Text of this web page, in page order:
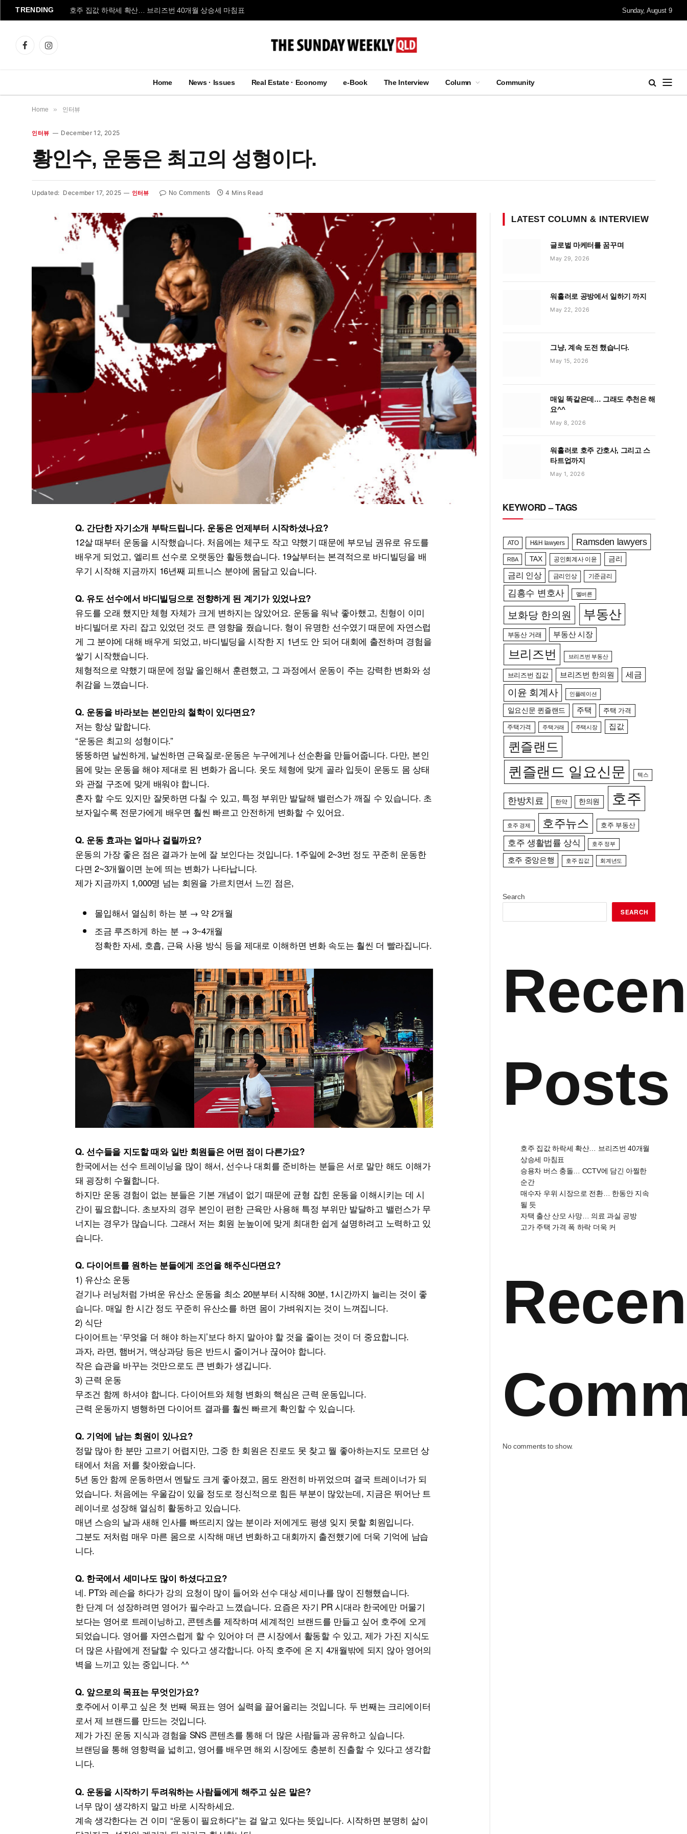
TRENDING 호주 집값 하락세 확산… 브리즈번 40개월 상승세 마침표 Sunday, August 9
FacebookInstagram
Home News · Issues Real Estate · Economy e-Book The Interview Column Community
Home » 인터뷰
인터뷰 December 12, 2025
황인수, 운동은 최고의 성형이다.
Updated: December 17, 2025 인터뷰 No Comments 4 Mins Read
Q. 간단한 자기소개 부탁드립니다. 운동은 언제부터 시작하셨나요?
12살 때부터 운동을 시작했습니다. 처음에는 체구도 작고 약했기 때문에 부모님 권유로 유도를
배우게 되었고, 엘리트 선수로 오랫동안 활동했습니다. 19살부터는 본격적으로 바디빌딩을 배
우기 시작해 지금까지 16년째 피트니스 분야에 몸담고 있습니다.
Q. 유도 선수에서 바디빌딩으로 전향하게 된 계기가 있었나요?
유도를 오래 했지만 체형 자체가 크게 변하지는 않았어요. 운동을 워낙 좋아했고, 친형이 이미
바디빌더로 자리 잡고 있었던 것도 큰 영향을 줬습니다. 형이 유명한 선수였기 때문에 자연스럽
게 그 분야에 대해 배우게 되었고, 바디빌딩을 시작한 지 1년도 안 되어 대회에 출전하며 경험을
쌓기 시작했습니다.
체형적으로 약했기 때문에 정말 올인해서 훈련했고, 그 과정에서 운동이 주는 강력한 변화와 성
취감을 느꼈습니다.
Q. 운동을 바라보는 본인만의 철학이 있다면요?
저는 항상 말합니다.
“운동은 최고의 성형이다.”
뚱뚱하면 날씬하게, 날씬하면 근육질로-운동은 누구에게나 선순환을 만들어줍니다. 다만, 본인
몸에 맞는 운동을 해야 제대로 된 변화가 옵니다. 옷도 체형에 맞게 골라 입듯이 운동도 몸 상태
와 관절 구조에 맞게 배워야 합니다.
혼자 할 수도 있지만 잘못하면 다칠 수 있고, 특정 부위만 발달해 밸런스가 깨질 수 있습니다. 초
보자일수록 전문가에게 배우면 훨씬 빠르고 안전하게 변화할 수 있어요.
Q. 운동 효과는 얼마나 걸릴까요?
운동의 가장 좋은 점은 결과가 눈에 잘 보인다는 것입니다. 1주일에 2~3번 정도 꾸준히 운동한
다면 2~3개월이면 눈에 띄는 변화가 나타납니다.
제가 지금까지 1,000명 넘는 회원을 가르치면서 느낀 점은,
몰입해서 열심히 하는 분 → 약 2개월
조금 루즈하게 하는 분 → 3~4개월
정확한 자세, 호흡, 근육 사용 방식 등을 제대로 이해하면 변화 속도는 훨씬 더 빨라집니다.
Q. 선수들을 지도할 때와 일반 회원들은 어떤 점이 다른가요?
한국에서는 선수 트레이닝을 많이 해서, 선수나 대회를 준비하는 분들은 서로 말만 해도 이해가
돼 굉장히 수월합니다.
하지만 운동 경험이 없는 분들은 기본 개념이 없기 때문에 균형 잡힌 운동을 이해시키는 데 시
간이 필요합니다. 초보자의 경우 본인이 편한 근육만 사용해 특정 부위만 발달하고 밸런스가 무
너지는 경우가 많습니다. 그래서 저는 회원 눈높이에 맞게 최대한 쉽게 설명하려고 노력하고 있
습니다.
Q. 다이어트를 원하는 분들에게 조언을 해주신다면요?
1) 유산소 운동
걷기나 러닝처럼 가벼운 유산소 운동을 최소 20분부터 시작해 30분, 1시간까지 늘리는 것이 좋
습니다. 매일 한 시간 정도 꾸준히 유산소를 하면 몸이 가벼워지는 것이 느껴집니다.
2) 식단
다이어트는 ‘무엇을 더 해야 하는지’보다 하지 말아야 할 것을 줄이는 것이 더 중요합니다.
과자, 라면, 햄버거, 액상과당 등은 반드시 줄이거나 끊어야 합니다.
작은 습관을 바꾸는 것만으로도 큰 변화가 생깁니다.
3) 근력 운동
무조건 함께 하셔야 합니다. 다이어트와 체형 변화의 핵심은 근력 운동입니다.
근력 운동까지 병행하면 다이어트 결과를 훨씬 빠르게 확인할 수 있습니다.
Q. 기억에 남는 회원이 있나요?
정말 많아 한 분만 고르기 어렵지만, 그중 한 회원은 진로도 못 찾고 뭘 좋아하는지도 모르던 상
태에서 처음 저를 찾아왔습니다.
5년 동안 함께 운동하면서 멘탈도 크게 좋아졌고, 몸도 완전히 바뀌었으며 결국 트레이너가 되
었습니다. 처음에는 우울감이 있을 정도로 정신적으로 힘든 부분이 많았는데, 지금은 뛰어난 트
레이너로 성장해 열심히 활동하고 있습니다.
매년 스승의 날과 새해 인사를 빠뜨리지 않는 분이라 저에게도 평생 잊지 못할 회원입니다.
그분도 저처럼 매우 마른 몸으로 시작해 매년 변화하고 대회까지 출전했기에 더욱 기억에 남습
니다.
Q. 한국에서 세미나도 많이 하셨다고요?
네. PT와 레슨을 하다가 강의 요청이 많이 들어와 선수 대상 세미나를 많이 진행했습니다.
한 단계 더 성장하려면 영어가 필수라고 느꼈습니다. 요즘은 자기 PR 시대라 한국에만 머물기
보다는 영어로 트레이닝하고, 콘텐츠를 제작하며 세계적인 브랜드를 만들고 싶어 호주에 오게
되었습니다. 영어를 자연스럽게 할 수 있어야 더 큰 시장에서 활동할 수 있고, 제가 가진 지식도
더 많은 사람에게 전달할 수 있다고 생각합니다. 아직 호주에 온 지 4개월밖에 되지 않아 영어의
벽을 느끼고 있는 중입니다. ^^
Q. 앞으로의 목표는 무엇인가요?
호주에서 이루고 싶은 첫 번째 목표는 영어 실력을 끌어올리는 것입니다. 두 번째는 크리에이터
로서 제 브랜드를 만드는 것입니다.
제가 가진 운동 지식과 경험을 SNS 콘텐츠를 통해 더 많은 사람들과 공유하고 싶습니다.
브랜딩을 통해 영향력을 넓히고, 영어를 배우면 해외 시장에도 충분히 진출할 수 있다고 생각합
니다.
Q. 운동을 시작하기 두려워하는 사람들에게 해주고 싶은 말은?
너무 많이 생각하지 말고 바로 시작하세요.
계속 생각한다는 건 이미 “운동이 필요하다”는 걸 알고 있다는 뜻입니다. 시작하면 분명히 삶이
LATEST COLUMN & INTERVIEW
글로벌 마케터를 꿈꾸며
May 29, 2026
워홀러로 공방에서 일하기 까지
May 22, 2026
그냥, 계속 도전 했습니다.
May 15, 2026
매일 똑같은데… 그래도 추천은 해
요^^
May 8, 2026
워홀러로 호주 간호사, 그리고 스
타트업까지
May 1, 2026
KEYWORD – TAGS
ATO H&H lawyers Ramsden lawyers
RBA TAX 공인회계사 이윤 금리
금리 인상 금리인상 기준금리
김흥수 변호사 멜버른
보화당 한의원 부동산
부동산 거래 부동산 시장
브리즈번 브리즈번 부동산
브리즈번 집값 브리즈번 한의원 세금
이윤 회계사 인플레이션
일요신문 퀸즐랜드 주택 주택 가격
주택가격 주택거래 주택시장 집값
퀸즐랜드
퀸즐랜드 일요신문 텍스
한방치료 한약 한의원 호주
호주 경제 호주뉴스 호주 부동산
호주 생활법률 상식 호주 정부
호주 중앙은행 호주 집값 회계년도
Search
SEARCH
Posts
호주 집값 하락세 확산… 브리즈번 40개월
상승세 마침표
승용차 버스 충돌… CCTV에 담긴 아찔한
순간
매수자 우위 시장으로 전환… 한동안 지속
될 듯
자택 출산 산모 사망… 의료 과실 공방
고가 주택 가격 폭 하락 더욱 커
No comments to show.